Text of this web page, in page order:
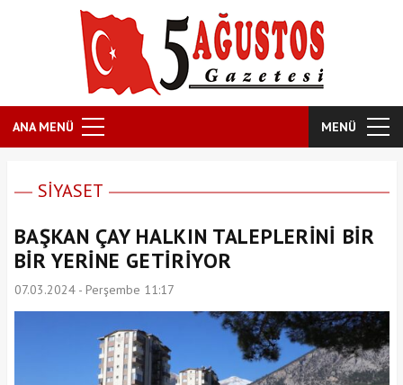
ANA MENÜ MENÜ
SİYASET
BAŞKAN ÇAY HALKIN TALEPLERİNİ BİR
BİR YERİNE GETİRİYOR
07.03.2024 - Perşembe 11:17